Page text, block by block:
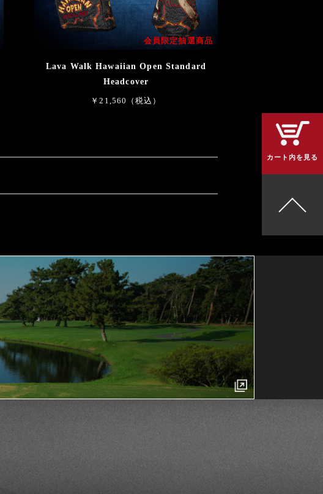
カート内を見る
会員限定抽選商品
Lava Walk Hawaiian Open Standard
Headcover
￥21,560（税込）